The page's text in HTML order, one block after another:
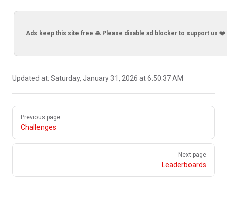
Ads keep this site free 🙏 Please disable ad blocker to support us ❤️
Updated at: Saturday, January 31, 2026 at 6:50:37 AM
Pager
Previous page
Challenges
Next page
Leaderboards